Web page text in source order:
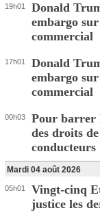
19h01
Donald
embargo
commercial
17h01
Donald
embargo
commercial
00h03
Pour barrer
des droits
conducteurs
Mardi 04 août 2026
05h01
Vingt-cinq
justice les